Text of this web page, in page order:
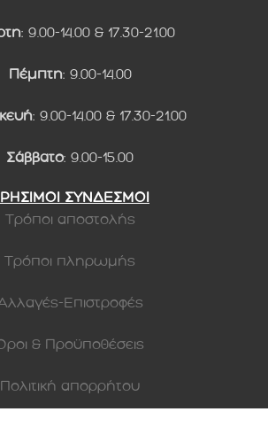
: 9.00-14.00 & 17.30-21.00
Πέμπτη: 9.00-14.00
: 9.00-14.00 & 17.30-21.00
Σάββατο: 9.00-15.00
ΣΥΝΔΕΣΜΟΙ
Τρόποι αποστολής
Τρόποι πληρωμής
Επιστροφές
& Προϋποθέσεις
Πολιτική απορρήτου